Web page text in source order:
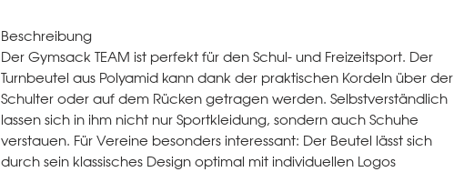
Beschreibung
Der Gymsack TEAM ist perfekt für den Schul- und Freizeitsport. Der
Turnbeutel aus Polyamid kann dank der praktischen Kordeln über der
Schulter oder auf dem Rücken getragen werden. Selbstverständlich
lassen sich in ihm nicht nur Sportkleidung, sondern auch Schuhe
verstauen. Für Vereine besonders interessant: Der Beutel lässt sich
durch sein klassisches Design optimal mit individuellen Logos